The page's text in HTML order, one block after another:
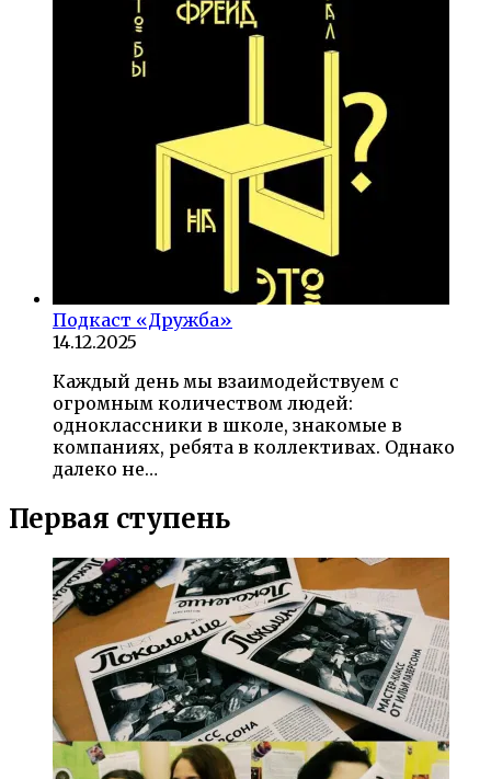
Подкаст «Дружба»
14.12.2025
Каждый день мы взаимодействуем с
огромным количеством людей:
одноклассники в школе, знакомые в
компаниях, ребята в коллективах. Однако
далеко не…
Первая ступень